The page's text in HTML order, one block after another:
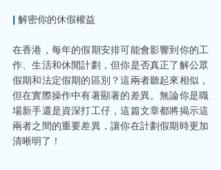
| 解密你的休假權益
在香港，每年的假期安排可能會影響到你的工
作、生活和休閒計劃，但你是否真正了解公眾
假期和法定假期的區別？這兩者聽起來相似，
但在實際操作中有著顯著的差異。無論你是職
場新手還是資深打工仔，這篇文章都將揭示這
兩者之間的重要差異，讓你在計劃假期時更加
清晰明了！